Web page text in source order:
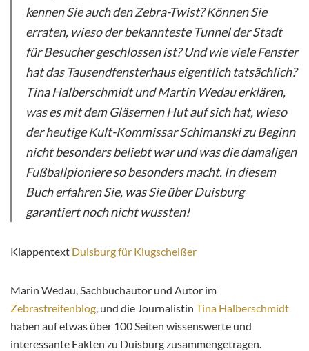
kennen Sie auch den Zebra-Twist? Können Sie
erraten, wieso der bekannteste Tunnel der Stadt
für Besucher geschlossen ist? Und wie viele Fenster
hat das Tausendfensterhaus eigentlich tatsächlich?
Tina Halberschmidt und Martin Wedau erklären,
was es mit dem Gläsernen Hut auf sich hat, wieso
der heutige Kult-Kommissar Schimanski zu Beginn
nicht besonders beliebt war und was die damaligen
Fußballpioniere so besonders macht. In diesem
Buch erfahren Sie, was Sie über Duisburg
garantiert noch nicht wussten!
Klappentext Duisburg für Klugscheißer
Marin Wedau, Sachbuchautor und Autor im
Zebrastreifenblog, und die Journalistin Tina Halberschmidt
haben auf etwas über 100 Seiten wissenswerte und
interessante Fakten zu Duisburg zusammengetragen.